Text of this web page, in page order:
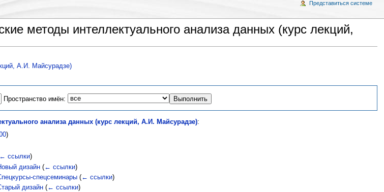
методы интеллектуального анализа данных (курс лекций,
А.И. Майсурадзе)
Пространство имён:
анализа данных (курс лекций, А.И. Майсурадзе):
)
ссылки)
дизайн (← ссылки)
спецсеминары (← ссылки)
дизайн (← ссылки)
Представиться системе